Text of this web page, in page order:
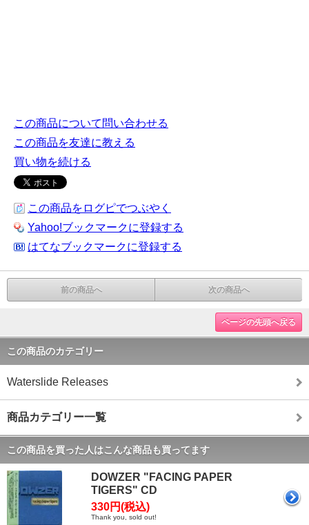
この商品について問い合わせる
この商品を友達に教える
買い物を続ける
この商品をログピでつぶやく
Yahoo!ブックマークに登録する
はてなブックマークに登録する
前の商品へ 次の商品へ
ページの先頭へ戻る
この商品のカテゴリー
Waterslide Releases
商品カテゴリー一覧
この商品を買った人はこんな商品も買ってます
DOWZER "FACING PAPER
TIGERS" CD
330円(税込)
Thank you, sold out!